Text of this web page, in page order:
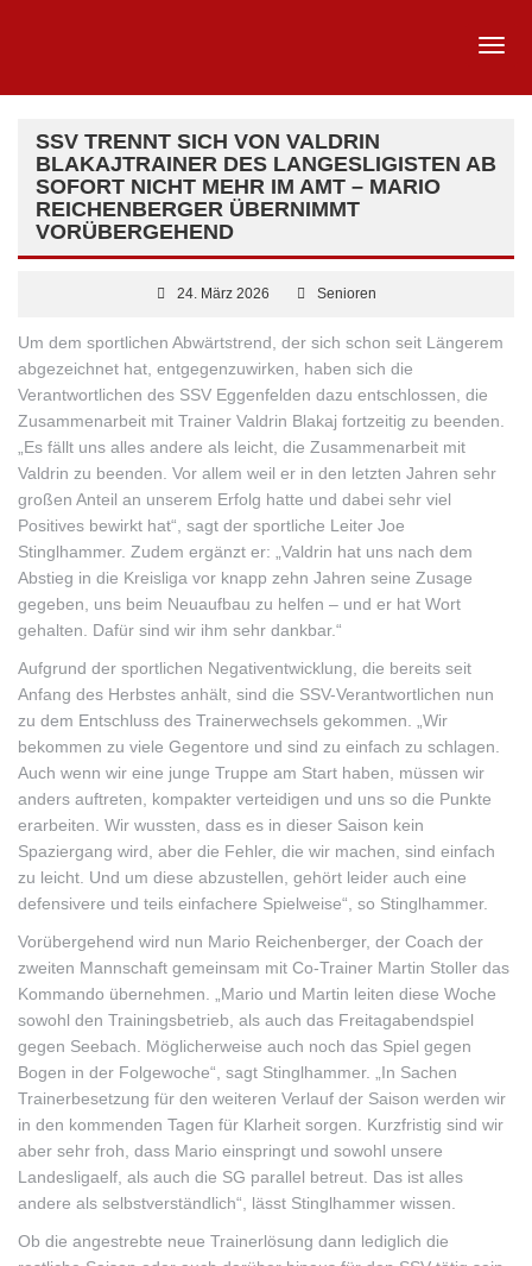
SSV TRENNT SICH VON VALDRIN
BLAKAJTRAINER DES LANGESLIGISTEN AB
SOFORT NICHT MEHR IM AMT – MARIO
REICHENBERGER ÜBERNIMMT
VORÜBERGEHEND
24. März 2026 Senioren
Um dem sportlichen Abwärtstrend, der sich schon seit Längerem
abgezeichnet hat, entgegenzuwirken, haben sich die
Verantwortlichen des SSV Eggenfelden dazu entschlossen, die
Zusammenarbeit mit Trainer Valdrin Blakaj fortzeitig zu beenden.
„Es fällt uns alles andere als leicht, die Zusammenarbeit mit
Valdrin zu beenden. Vor allem weil er in den letzten Jahren sehr
großen Anteil an unserem Erfolg hatte und dabei sehr viel
Positives bewirkt hat“, sagt der sportliche Leiter Joe
Stinglhammer. Zudem ergänzt er: „Valdrin hat uns nach dem
Abstieg in die Kreisliga vor knapp zehn Jahren seine Zusage
gegeben, uns beim Neuaufbau zu helfen – und er hat Wort
gehalten. Dafür sind wir ihm sehr dankbar.“
Aufgrund der sportlichen Negativentwicklung, die bereits seit
Anfang des Herbstes anhält, sind die SSV-Verantwortlichen nun
zu dem Entschluss des Trainerwechsels gekommen. „Wir
bekommen zu viele Gegentore und sind zu einfach zu schlagen.
Auch wenn wir eine junge Truppe am Start haben, müssen wir
anders auftreten, kompakter verteidigen und uns so die Punkte
erarbeiten. Wir wussten, dass es in dieser Saison kein
Spaziergang wird, aber die Fehler, die wir machen, sind einfach
zu leicht. Und um diese abzustellen, gehört leider auch eine
defensivere und teils einfachere Spielweise“, so Stinglhammer.
Vorübergehend wird nun Mario Reichenberger, der Coach der
zweiten Mannschaft gemeinsam mit Co-Trainer Martin Stoller das
Kommando übernehmen. „Mario und Martin leiten diese Woche
sowohl den Trainingsbetrieb, als auch das Freitagabendspiel
gegen Seebach. Möglicherweise auch noch das Spiel gegen
Bogen in der Folgewoche“, sagt Stinglhammer. „In Sachen
Trainerbesetzung für den weiteren Verlauf der Saison werden wir
in den kommenden Tagen für Klarheit sorgen. Kurzfristig sind wir
aber sehr froh, dass Mario einspringt und sowohl unsere
Landesligaelf, als auch die SG parallel betreut. Das ist alles
andere als selbstverständlich“, lässt Stinglhammer wissen.
Ob die angestrebte neue Trainerlösung dann lediglich die